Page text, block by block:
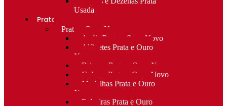
Usada
Prata e ouro
Prata e Ouro Novo
Anéis Prata e Ouro Novo
Alfinetes Prata e Ouro
Novo
Brincos Prata e Ouro Novo
Colares Prata e Ouro Novo
Medalhas Prata e Ouro
Novo
Pulseiras Prata e Ouro